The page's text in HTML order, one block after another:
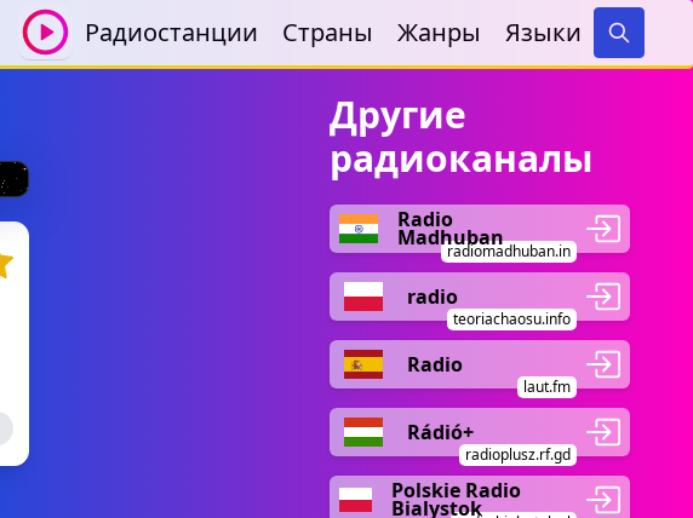
Радиостанции Страны Жанры Языки
Search
Другие
радиоканалы
Radio
Madhuban
radiomadhuban.in
radio
teoriachaosu.info
Radio
laut.fm
Rádió+
radioplusz.rf.gd
Polskie Radio
Bialystok